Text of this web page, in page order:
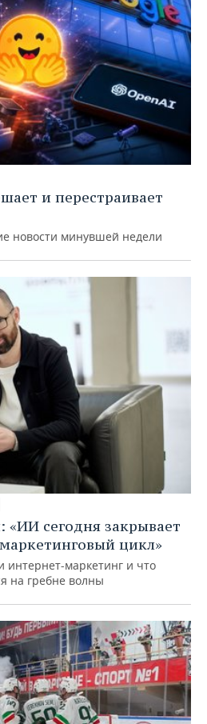
и перестраивает
новости минувшей недели
«ИИ сегодня закрывает
цикл»
интернет-маркетинг и что
на гребне волны